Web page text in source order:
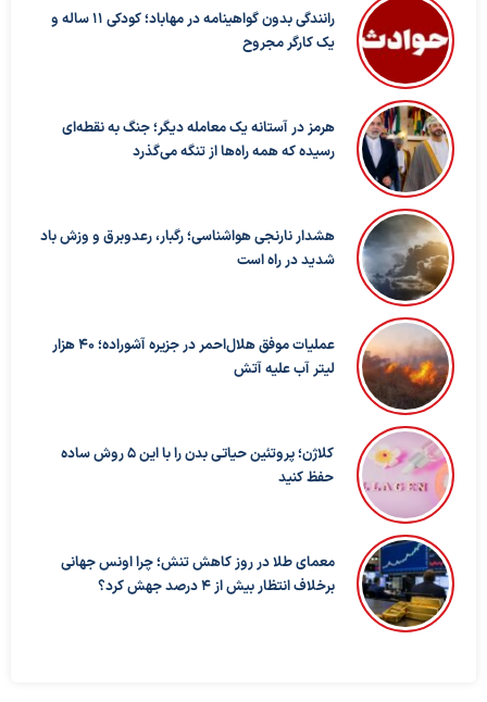
رانندگی بدون گواهینامه در مهاباد؛ کودکی ۱۱ ساله و
یک کارگر مجروح
هرمز در آستانه یک معامله دیگر؛ جنگ به نقطه‌ای
رسیده که همه راه‌ها از تنگه می‌گذرد
هشدار نارنجی هواشناسی؛ رگبار، رعدوبرق و وزش باد
شدید در راه است
عملیات موفق هلال‌احمر در جزیره آشوراده؛ ۴۰ هزار
لیتر آب علیه آتش
کلاژن؛ پروتئین حیاتی بدن را با این ۵ روش ساده
حفظ کنید
معمای طلا در روز کاهش تنش؛ چرا اونس جهانی
برخلاف انتظار بیش از ۴ درصد جهش کرد؟